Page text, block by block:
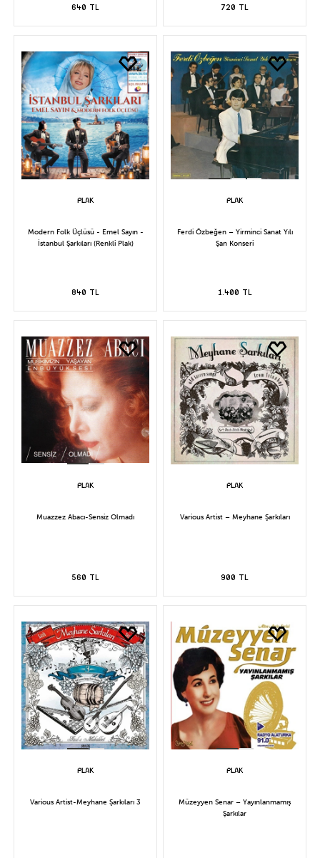
640 TL 720 TL
Modern Folk Üçlüsü - Emel Sayın -
İstanbul Şarkıları (Renkli Plak)
840 TL
Ferdi Özbeğen – Yirminci Sanat Yılı
Şan Konseri
1.400 TL
Muazzez Abacı-Sensiz Olmadı
560 TL
Various Artist – Meyhane Şarkıları
900 TL
Various Artist-Meyhane Şarkıları 3
Müzeyyen Senar – Yayınlanmamış
Şarkılar